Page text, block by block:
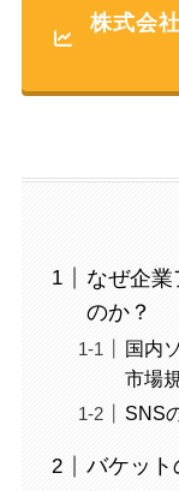
株式会
なぜ企
のか？
国内
市場
SNS
バケット